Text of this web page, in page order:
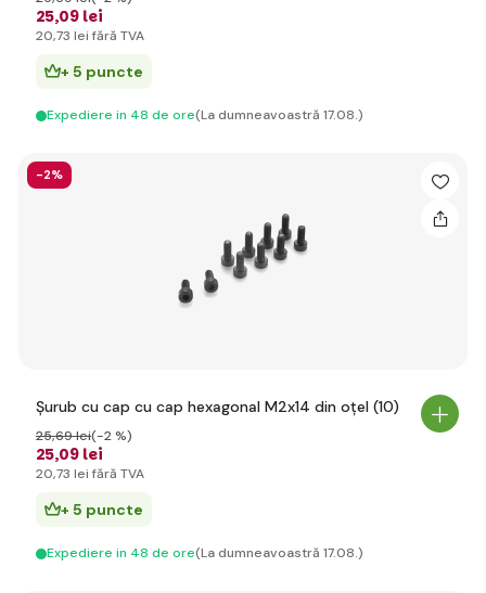
25,09 lei
20,73 lei fără TVA
+ 5 puncte
Expediere in 48 de ore(La dumneavoastră 17.08.)
-2%
Șurub cu cap cu cap hexagonal M2x14 din oțel (10)
25,09 lei
25,69 lei(-2 %)
20,73 lei fără TVA
+ 5 puncte
Expediere in 48 de ore(La dumneavoastră 17.08.)